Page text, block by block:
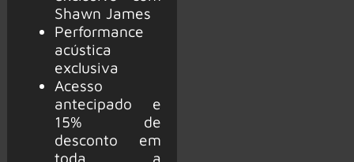
Shawn James
Performance
acústica
exclusiva
Acesso
antecipado e
15% de
desconto em
toda a